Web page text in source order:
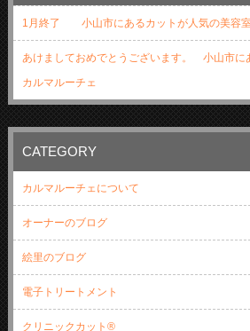
1月終了 小山市にあるカットが人気の美容室
あけましておめでとうございます。 小山市に
カルマルーチェ
CATEGORY
カルマルーチェについて
オーナーのブログ
絵里のブログ
電子トリートメント
クリニックカット®